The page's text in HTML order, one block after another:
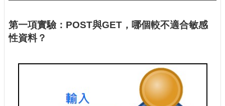
第一項實驗：POST與GET，哪個較不適合敏感
性資料？